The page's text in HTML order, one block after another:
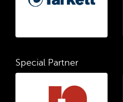
Special Partner